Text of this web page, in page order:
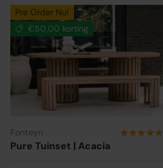
Pre Order Nu!
€50,00 korting
Fonteyn ★★★★★
Pure Tuinset | Acacia